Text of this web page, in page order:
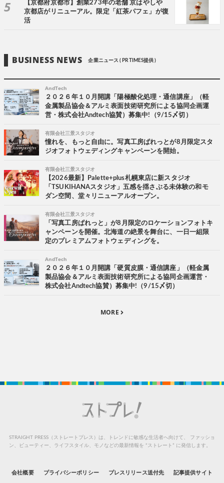
【京都府京都市】創業273年の老舗 京はやしや
京都店がリニューアル。限定「紅茶パフェ」が復
活
BUSINESS NEWS 企業ニュース ( PR TIMES提供 )
AndTech
２０２６年１０月開講「陽極酸化処理・通信講座」（軽
金属製品協会＆アルミ表面技術研究所による協同企画運
営・株式会社Andtech協賛）募集中!（9/15〆切）
有限会社三景スタジオ
憧れを、もっと自由に。写真工房ぱれっとが8月限定スタ
ジオフォトウェディングキャンペーンを開始。
有限会社三景スタジオ
【2026最新】Palette+plus札幌東店に新スタジオ
「TSUKIHANAスタジオ」五感を揺さぶる未体験の和モ
ダン空間、堂々リニューアルオープン。
有限会社三景スタジオ
「写真工房ぱれっと」が8月限定のロケーションフォトキ
ャンペーンを開催。北海道の絶景を舞台に、一日一組限
定のプレミアムフォトウェディングを。
AndTech
２０２６年１０月開講「硬質皮膜・通信講座」（軽金属
製品協会＆アルミ表面技術研究所による協同企画運営・
株式会社Andtech協賛）募集中!（9/15〆切）
MORE
STRAIGHT PRESS（ストレートプレス）は、トレンドに敏感な生活者へ向けて、
ファッショ
ン、ビューティー、ライフスタイル、モノなどの最新情報を “ストレート” に発信します。
会社概要 プライバシーポリシー プレスリリース送付先 記事提供サイト